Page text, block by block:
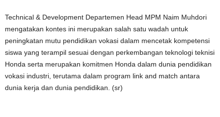
Technical & Development Departemen Head MPM Naim Muhdori
mengatakan kontes ini merupakan salah satu wadah untuk
peningkatan mutu pendidikan vokasi dalam mencetak kompetensi
siswa yang terampil sesuai dengan perkembangan teknologi teknisi
Honda serta merupakan komitmen Honda dalam dunia pendidikan
vokasi industri, terutama dalam program link and match antara
dunia kerja dan dunia pendidikan. (sr)